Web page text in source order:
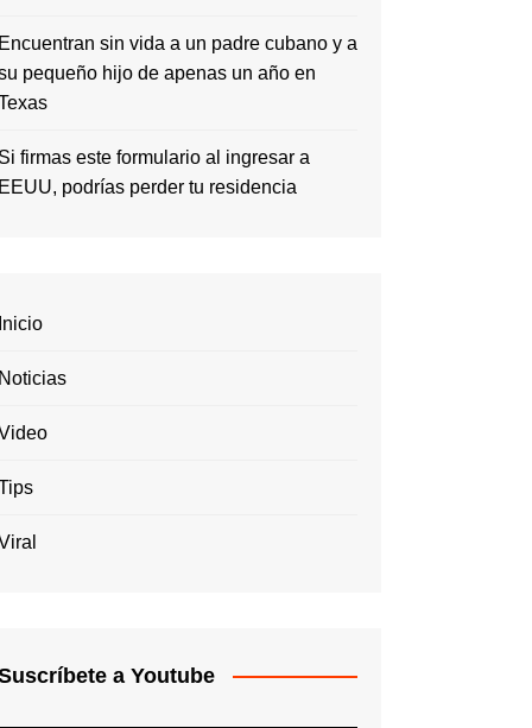
Encuentran sin vida a un padre cubano y a
pequeño hijo de apenas un año en
Si firmas este formulario al ingresar a
EEUU, podrías perder tu residencia
Inicio
Noticias
a Youtube